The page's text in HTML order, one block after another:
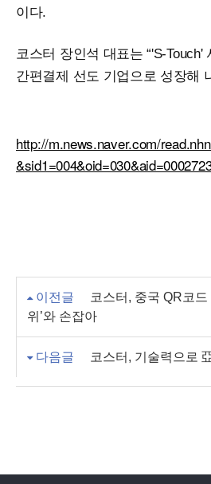
이다.
코스터 장인석 대표는 “'S-Touch'
간편결제 선도 기업으로 성장해
http://m.news.naver.com/
이전글
코스터, 중국 QR코드
위’와 손잡아
다음글
코스터, 기술력으로